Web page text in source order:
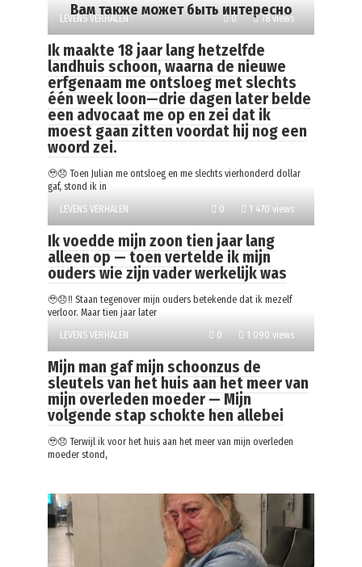
Вам также может быть интересно
LEVENS VERHALEN 0 78 views
Ik maakte 18 jaar lang hetzelfde
landhuis schoon, waarna de nieuwe
erfgenaam me ontsloeg met slechts
één week loon—drie dagen later belde
een advocaat me op en zei dat ik
moest gaan zitten voordat hij nog een
woord zei.
🥹😞 Toen Julian me ontsloeg en me slechts vierhonderd dollar
gaf, stond ik in
LEVENS VERHALEN
0 1 470 views
Ik voedde mijn zoon tien jaar lang
alleen op — toen vertelde ik mijn
ouders wie zijn vader werkelijk was
🥹😞‼️ Staan tegenover mijn ouders betekende dat ik mezelf
verloor. Maar tien jaar later
LEVENS VERHALEN
0 1 090 views
Mijn man gaf mijn schoonzus de
sleutels van het huis aan het meer van
mijn overleden moeder — Mijn
volgende stap schokte hen allebei
🥹😞 Terwijl ik voor het huis aan het meer van mijn overleden
moeder stond,